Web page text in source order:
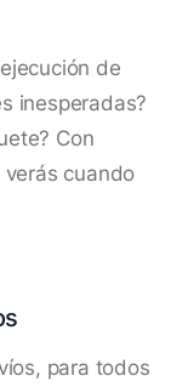
de
inesperadas?
Con
cuando
para todos